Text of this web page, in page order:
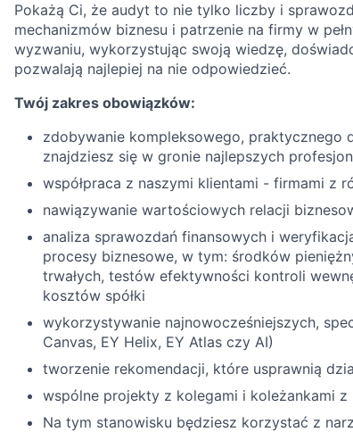
Pokażą Ci, że audyt to nie tylko liczby i
mechanizmów biznesu i patrzenie na firmy w
wyzwaniu, wykorzystując swoją wiedzę,
pozwalają najlepiej na nie odpowiedzieć.
Twój zakres obowiązków:
zdobywanie kompleksowego, praktycznego
znajdziesz się w gronie najlepszych
współpraca z naszymi klientami - firmami z
nawiązywanie wartościowych relacji
analiza sprawozdań finansowych i
procesy biznesowe, w tym: środków
trwałych, testów efektywności kontroli
kosztów spółki
wykorzystywanie najnowocześniejszych,
Canvas, EY Helix, EY Atlas czy AI)
tworzenie rekomendacji, które usprawnią
wspólne projekty z kolegami i koleżankami
Na tym stanowisku będziesz korzystać z